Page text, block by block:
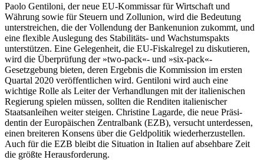
Paolo Gentiloni, der neue EU-Kommissar für Wirtschaft und
Währung sowie für Steuern und Zollunion, wird die Bedeutung
unterstreichen, die der Vollendung der Ban­kenunion zukommt, und
eine flexible Aus­legung des Stabilitäts- und Wachstumspakts
unterstützen. Eine Gelegenheit, die EU-Fiskal­regel zu diskutieren,
wird die Überprüfung der »two-pack«- und »six-pack«-
Gesetzgebung bieten, deren Ergebnis die Kommission im ersten
Quartal 2020 veröffentlichen wird. Gentiloni wird auch eine
wichtige Rolle als Leiter der Verhandlungen mit der italienischen
Regierung spielen müssen, sollten die Renditen italienischer
Staatsanleihen weiter steigen. Christine Lagarde, die neue Präsi­
dentin der Europäischen Zentralbank (EZB), versucht unterdessen,
einen breiteren Kon­sens über die Geldpolitik wiederherzustellen.
Auch für die EZB bleibt die Situation in Italien auf absehbare Zeit
die größte Her­ausforderung.